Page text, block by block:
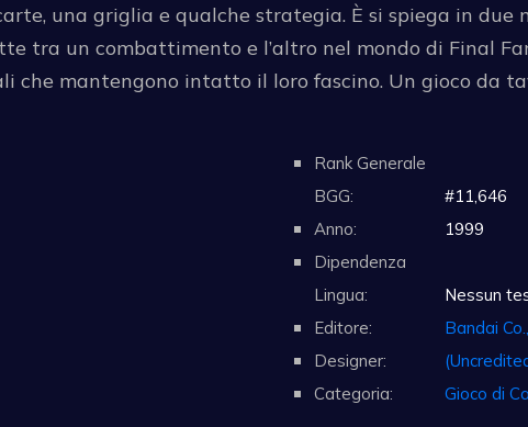
una griglia e qualche strategia. È si spiega in
tra un combattimento e l’altro nel mondo di Final
che mantengono intatto il loro fascino. Un gioco da
Rank Generale
BGG:
#11,646
Anno:
1999
Dipendenza
Lingua:
Nessun
Editore:
Bandai
Designer:
Categoria:
Gioco di